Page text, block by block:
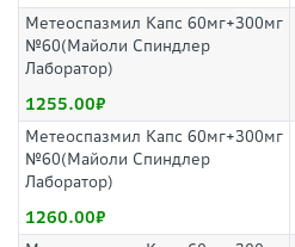
Метеоспазмил Капс 60мг+300мг
№60(Майоли Спиндлер
Лаборатор)
1255.00
Метеоспазмил Капс 60мг+300мг
№60(Майоли Спиндлер
Лаборатор)
1260.00